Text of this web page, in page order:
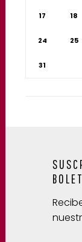
17 18
24 25
31